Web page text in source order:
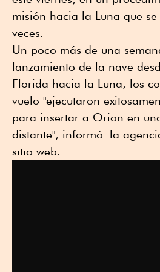
misión hacia la Luna que
veces.
Un poco más de una
lanzamiento de la nave
Florida hacia la Luna, los
vuelo "ejecutaron
para insertar a Orion en
distante", informó la
sitio web.